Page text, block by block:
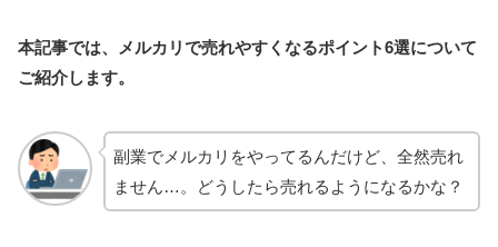
本記事では、メルカリで売れやすくなるポイント6選について
ご紹介します。
副業でメルカリをやってるんだけど、全然売れ
ません…。どうしたら売れるようになるかな？